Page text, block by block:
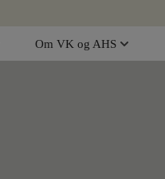
Om VK og AHS